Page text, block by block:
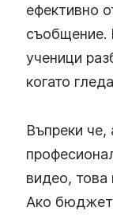
ефективно
съобщение.
ученици
когато
Въпреки че,
видео,
Ако